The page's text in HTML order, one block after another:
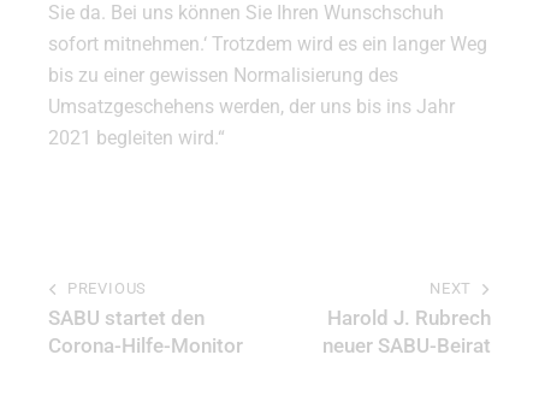
Sie da. Bei uns können Sie Ihren Wunschschuh
sofort mitnehmen.‘ Trotzdem wird es ein langer Weg
bis zu einer gewissen Normalisierung des
Umsatzgeschehens werden, der uns bis ins Jahr
2021 begleiten wird.“
PREVIOUS
SABU startet den
Corona-Hilfe-Monitor
NEXT
Harold J. Rubrech
neuer SABU-Beirat